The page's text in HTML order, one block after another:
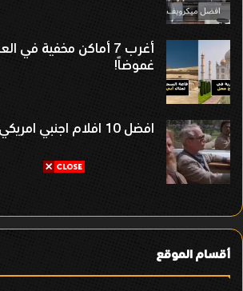
أغرب 7 أماكن مخفية في
غموضاً!
افضل 10 افلام اجنبي امريكي
أقسام الموقع